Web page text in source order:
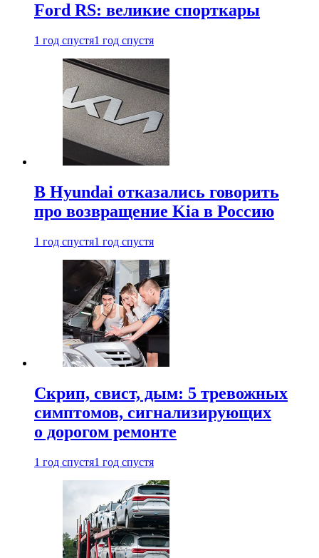
Ford RS: великие спорткары
1 год спустя1 год спустя
В Hyundai отказались говорить
про возвращение Kia в Россию
1 год спустя1 год спустя
Скрип, свист, дым: 5 тревожных
симптомов, сигнализирующих
о дорогом ремонте
1 год спустя1 год спустя